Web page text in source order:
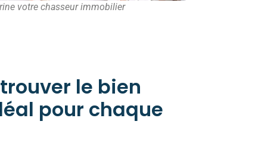
votre chasseur immobilier
le bien
pour chaque